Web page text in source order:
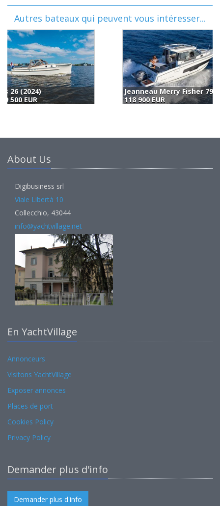
Autres bateaux qui peuvent vous intéresser...
Jeanneau Merry Fisher 795 Serie 2 (2026)
118 900 EUR
About Us
Digibusiness srl
Viale Libertà 10
Collecchio, 43044
info@yachtvillage.net
En YachtVillage
Annonceurs
Visitons YachtVillage
Exposer annonces
Places de port
Cookies Policy
Privacy Policy
Demander plus d'info
Demander plus d'info